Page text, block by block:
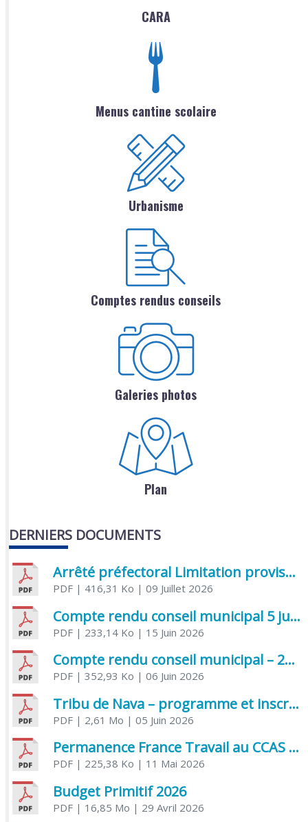
CARA
Menus cantine scolaire
Urbanisme
Comptes rendus conseils
Galeries photos
Plan
DERNIERS DOCUMENTS
Arrêté préfectoral Limitation provisoire des usages de l’eau
PDF| 416,31 Ko | 09 Juillet 2026
Compte rendu conseil municipal 5 juin 2026 sénatoriale
PDF| 233,14 Ko | 15 Juin 2026
Compte rendu conseil municipal – 21 avril 2026
PDF| 352,93 Ko | 06 Juin 2026
Tribu de Nava – programme et inscriptions été 2026
PDF| 2,61 Mo | 05 Juin 2026
Permanence France Travail au CCAS de Saujon Juin 2026
PDF| 225,38 Ko | 11 Mai 2026
Budget Primitif 2026
PDF| 16,85 Mo | 29 Avril 2026